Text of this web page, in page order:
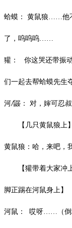
蛤蟆： 黄鼠狼 ……他
了，呜呜呜……
獾： 你这哭还带振
们一起去帮蛤蟆先生
河/鼹： 对，婶可忍
【几只黄鼠狼上】
黄鼠狼：哈，来吧，
【獾带着大家
脚正踢在河鼠身上】
河鼠： 哎呀 ……（倒